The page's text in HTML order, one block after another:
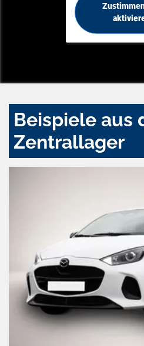
Beispiele aus
Zentrallager